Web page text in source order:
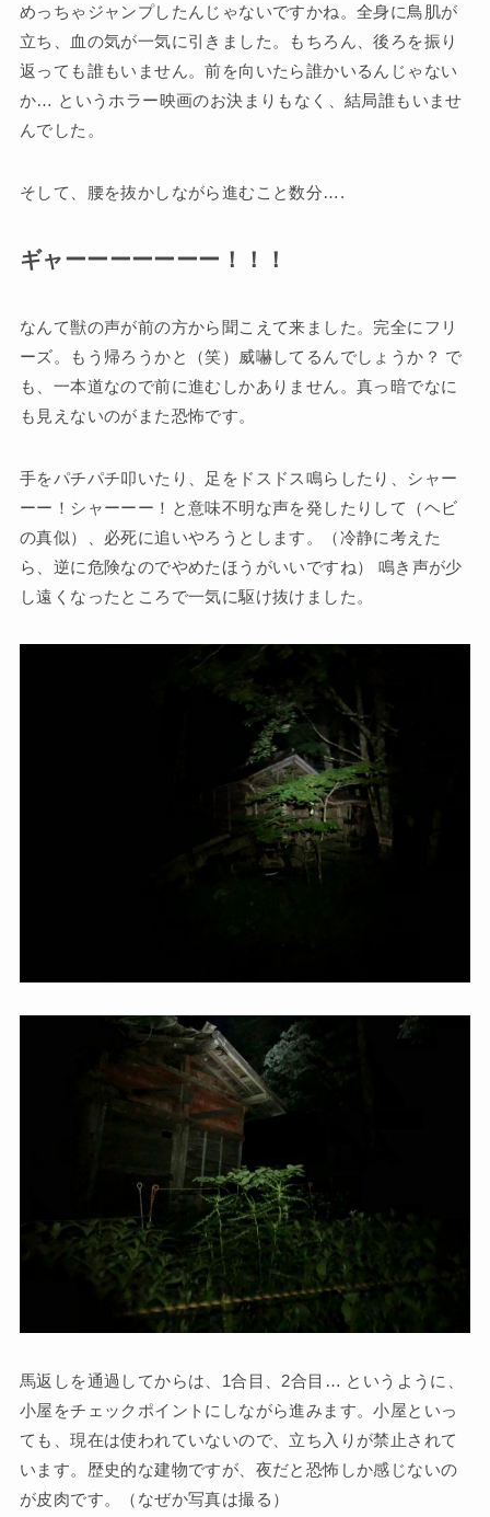
めっちゃジャンプしたんじゃないですかね。全身に鳥肌が
立ち、血の気が一気に引きました。もちろん、後ろを振り
返っても誰もいません。前を向いたら誰かいるんじゃない
か… というホラー映画のお決まりもなく、結局誰もいませ
んでした。
そして、腰を抜かしながら進むこと数分….
ギャーーーーーーー！！！
なんて獣の声が前の方から聞こえて来ました。完全にフリ
ーズ。もう帰ろうかと（笑）威嚇してるんでしょうか？ で
も、一本道なので前に進むしかありません。真っ暗でなに
も見えないのがまた恐怖です。
手をパチパチ叩いたり、足をドスドス鳴らしたり、シャー
ーー！シャーーー！と意味不明な声を発したりして（ヘビ
の真似）、必死に追いやろうとします。（冷静に考えた
ら、逆に危険なのでやめたほうがいいですね） 鳴き声が少
し遠くなったところで一気に駆け抜けました。
馬返しを通過してからは、1合目、2合目… というように、
小屋をチェックポイントにしながら進みます。小屋といっ
ても、現在は使われていないので、立ち入りが禁止されて
います。歴史的な建物ですが、夜だと恐怖しか感じないの
が皮肉です。（なぜか写真は撮る）